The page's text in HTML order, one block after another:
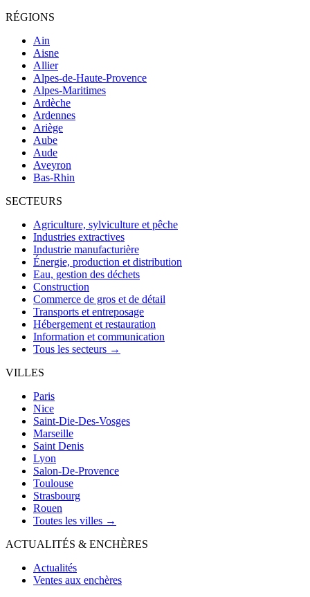
RÉGIONS
Ain
Aisne
Allier
Alpes-de-Haute-Provence
Alpes-Maritimes
Ardèche
Ardennes
Ariège
Aube
Aude
Aveyron
Bas-Rhin
SECTEURS
Agriculture, sylviculture et pêche
Industries extractives
Industrie manufacturière
Énergie, production et distribution
Eau, gestion des déchets
Construction
Commerce de gros et de détail
Transports et entreposage
Hébergement et restauration
Information et communication
Tous les secteurs →
VILLES
Paris
Nice
Saint-Die-Des-Vosges
Marseille
Saint Denis
Lyon
Salon-De-Provence
Toulouse
Strasbourg
Rouen
Toutes les villes →
ACTUALITÉS & ENCHÈRES
Actualités
Ventes aux enchères